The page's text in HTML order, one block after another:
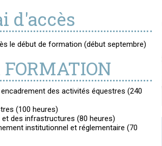
d'accès
le début de formation (début septembre)
des activités équestres (240
(100 heures)
des infrastructures (80 heures)
institutionnel et réglementaire (70